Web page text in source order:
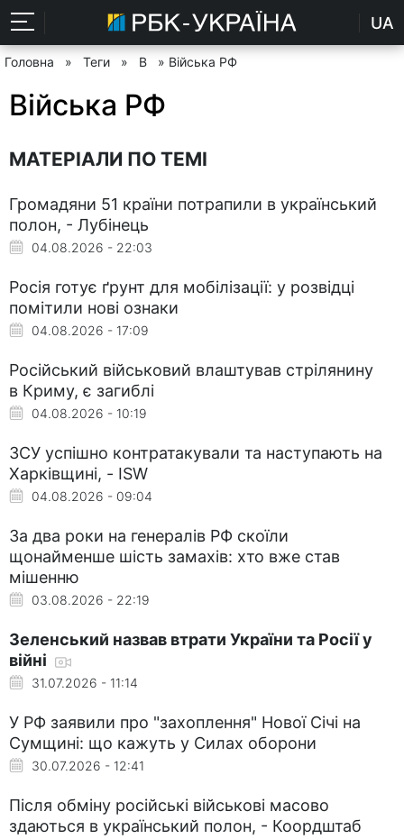
UA
Головна » Теги » В » Війська РФ
Війська РФ
МАТЕРІАЛИ ПО ТЕМІ
Громадяни 51 країни потрапили в український
полон, - Лубінець
04.08.2026 - 22:03
Росія готує ґрунт для мобілізації: у розвідці
помітили нові ознаки
04.08.2026 - 17:09
Російський військовий влаштував стрілянину
в Криму, є загиблі
04.08.2026 - 10:19
ЗСУ успішно контратакували та наступають на
Харківщині, - ISW
04.08.2026 - 09:04
За два роки на генералів РФ скоїли
щонайменше шість замахів: хто вже став
мішенню
03.08.2026 - 22:19
Зеленський назвав втрати України та Росії у
війні
31.07.2026 - 11:14
У РФ заявили про "захоплення" Нової Січі на
Сумщині: що кажуть у Силах оборони
30.07.2026 - 12:41
Після обміну російські військові масово
здаються в український полон, - Коордштаб